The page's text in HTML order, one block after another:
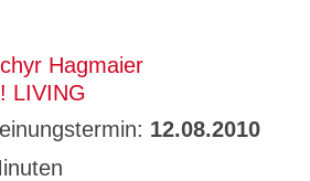
Hagmaier
LIVING
12.08.2010